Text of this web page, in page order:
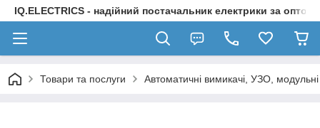
IQ.ELECTRICS - надійний постачальник електрики за
Товари та послуги Автоматичні вимикачі, УЗО,